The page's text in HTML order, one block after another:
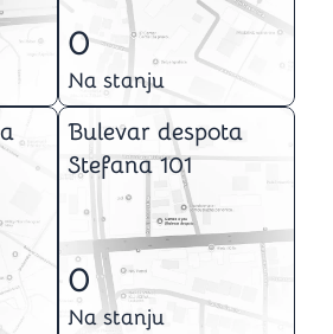
0
Na stanju
Bulevar despota
Stefana 101
0
Na stanju